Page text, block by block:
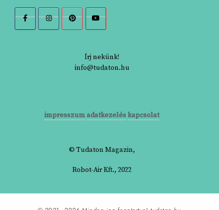
Írj nekünk!
info@tudaton.hu
impresszum adatkezeléskapcsolat
© Tudaton Magazin,
Robot-Air Kft., 2022